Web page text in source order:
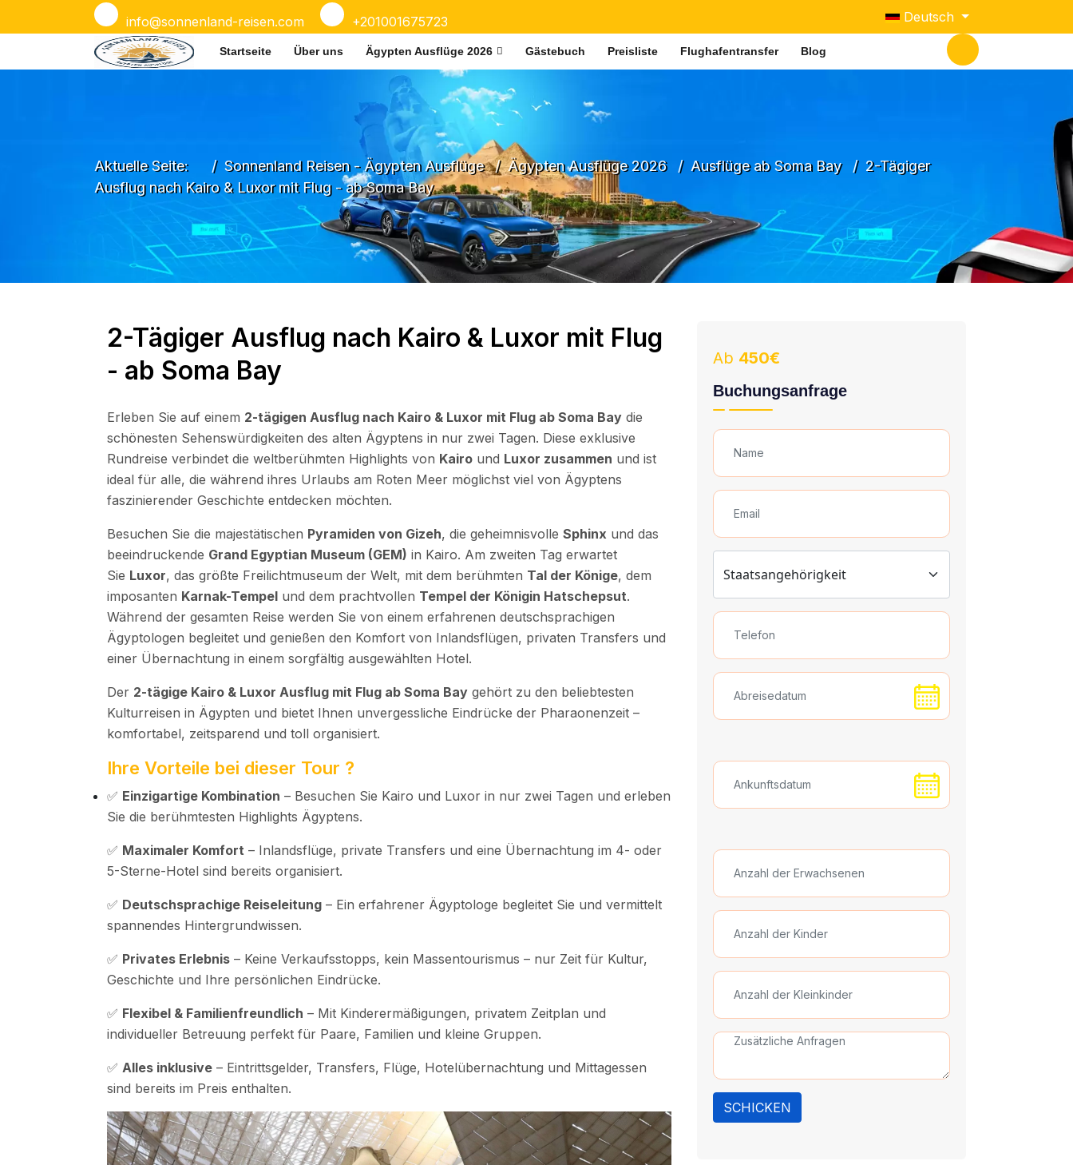
info@sonnenland-reisen.com +201001675723
Sprache auswählen
Deutsch
Startseite Über uns Ägypten Ausflüge 2026 Gästebuch Preisliste Flughafentransfer Blog
Aktuelle Seite: Sonnenland Reisen - Ägypten Ausflüge Ägypten Ausflüge 2026 Ausflüge ab Soma Bay
2-Tägiger
Ausflug nach Kairo & Luxor mit Flug - ab Soma Bay
2-Tägiger Ausflug nach Kairo & Luxor mit Flug
- ab Soma Bay
Erleben Sie auf einem 2-tägigen Ausflug nach Kairo & Luxor mit Flug ab Soma Bay die
schönesten Sehenswürdigkeiten des alten Ägyptens in nur zwei Tagen. Diese exklusive
Rundreise verbindet die weltberühmten Highlights von Kairo und Luxor zusammen und ist
ideal für alle, die während ihres Urlaubs am Roten Meer möglichst viel von Ägyptens
faszinierender Geschichte entdecken möchten.
Besuchen Sie die majestätischen Pyramiden von Gizeh, die geheimnisvolle Sphinx und das
beeindruckende Grand Egyptian Museum (GEM) in Kairo. Am zweiten Tag erwartet
Sie Luxor, das größte Freilichtmuseum der Welt, mit dem berühmten Tal der Könige, dem
imposanten Karnak-Tempel und dem prachtvollen Tempel der Königin Hatschepsut.
Während der gesamten Reise werden Sie von einem erfahrenen deutschsprachigen
Ägyptologen begleitet und genießen den Komfort von Inlandsflügen, privaten Transfers und
einer Übernachtung in einem sorgfältig ausgewählten Hotel.
Der 2-tägige Kairo & Luxor Ausflug mit Flug ab Soma Bay gehört zu den beliebtesten
Kulturreisen in Ägypten und bietet Ihnen unvergessliche Eindrücke der Pharaonenzeit –
komfortabel, zeitsparend und toll organisiert.
Ihre Vorteile bei dieser Tour ?
✅ Einzigartige Kombination – Besuchen Sie Kairo und Luxor in nur zwei Tagen und erleben
Sie die berühmtesten Highlights Ägyptens.
✅ Maximaler Komfort – Inlandsflüge, private Transfers und eine Übernachtung im 4- oder
5-Sterne-Hotel sind bereits organisiert.
✅ Deutschsprachige Reiseleitung – Ein erfahrener Ägyptologe begleitet Sie und vermittelt
spannendes Hintergrundwissen.
✅ Privates Erlebnis – Keine Verkaufsstopps, kein Massentourismus – nur Zeit für Kultur,
Geschichte und Ihre persönlichen Eindrücke.
✅ Flexibel & Familienfreundlich – Mit Kinderermäßigungen, privatem Zeitplan und
individueller Betreuung perfekt für Paare, Familien und kleine Gruppen.
✅ Alles inklusive – Eintrittsgelder, Transfers, Flüge, Hotelübernachtung und Mittagessen
sind bereits im Preis enthalten.
Ab 450€
Buchungsanfrage
SCHICKEN